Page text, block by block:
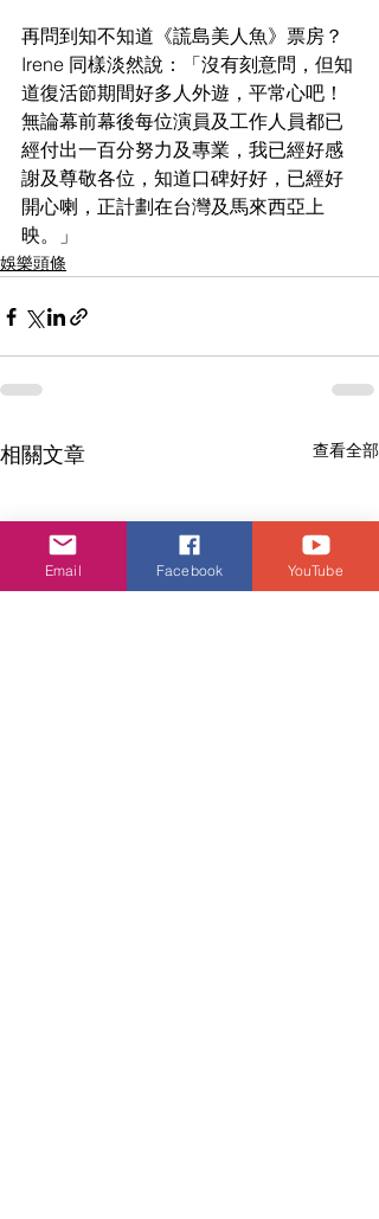
再問到知不知道《謊島美人魚》票房？
Irene 同樣淡然說：「沒有刻意問，但知
道復活節期間好多人外遊，平常心吧！
無論幕前幕後每位演員及工作人員都已
經付出一百分努力及專業，我已經好感
謝及尊敬各位，知道口碑好好，已經好
開心喇，正計劃在台灣及馬來西亞上
映。」
娛樂頭條
相關文章 查看全部
Email Facebook YouTube